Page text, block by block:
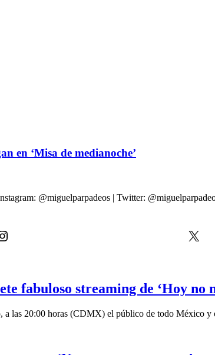
en ‘Misa de medianoche’
@miguelparpadeos | Twitter:
X
fabuloso streaming de ‘Hoy no
a las 20:00 horas (CDMX) el público de todo México